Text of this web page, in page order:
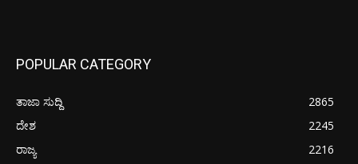
POPULAR CATEGORY
ತಾಜಾ ಸುದ್ದಿ
2865
ದೇಶ
2245
ರಾಜ್ಯ
2216